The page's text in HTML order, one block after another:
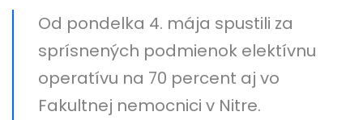
Od pondelka 4. mája spustili za
sprísnených podmienok elektívnu
operatívu na 70 percent aj vo
Fakultnej nemocnici v Nitre.